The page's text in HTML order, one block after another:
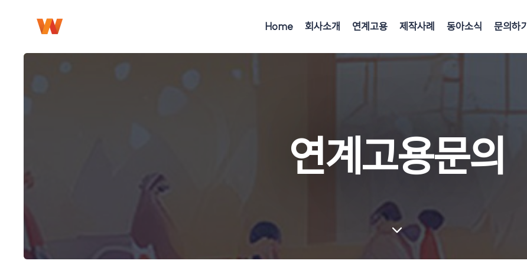
Home 회사소개 연계고용 제작사례 동아소식 문의하기
연계고용문의